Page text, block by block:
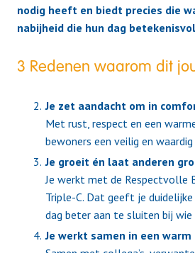
nodig heeft en biedt precies die
nabijheid die hun dag
3 Redenen waarom dit
Je zet aandacht om in
Met rust, respect en een
bewoners een veilig en
Je groeit én laat anderen
Je werkt met de Respectvolle
Triple-C. Dat geeft je
dag beter aan te sluiten bij wie
Je werkt samen in een